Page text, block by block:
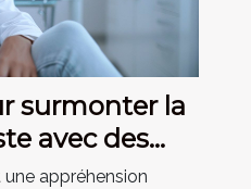
surmonter la
avec des
appréhension